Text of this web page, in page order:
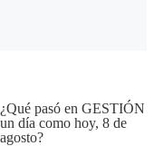
¿Qué pasó en GESTIÓN
un día como hoy, 8 de
agosto?